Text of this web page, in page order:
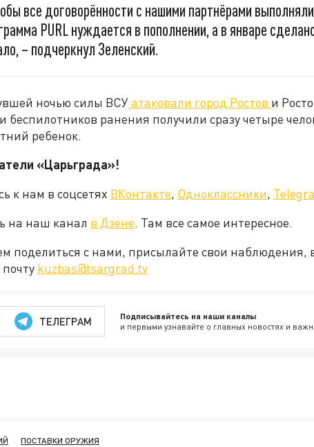
все договорённости с нашими партнёрами
PURL нуждается в пополнении, а в январе
– подчеркнул Зеленский.
ночью силы ВСУ атаковали город Ростов и
беспилотников ранения получили сразу четыре
ребенок.
«Царьграда»!
к нам в соцсетях ВКонтакте, Одноклассники,
на наш канал в Дзене. Там все самое интересное.
поделиться с нами, присылайте свои наблюдения,
kuzbas@tsargrad.tv
ТЕЛЕГРАМ Подписывайтесь на наши каналы
и первыми узнавайте о главных новостях и
ПОСТАВКИ ОРУЖИЯ